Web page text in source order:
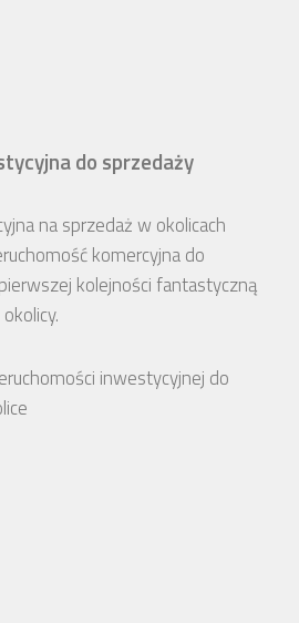
do sprzedaży
na sprzedaż w okolicach
komercyjna do
kolejności fantastyczną